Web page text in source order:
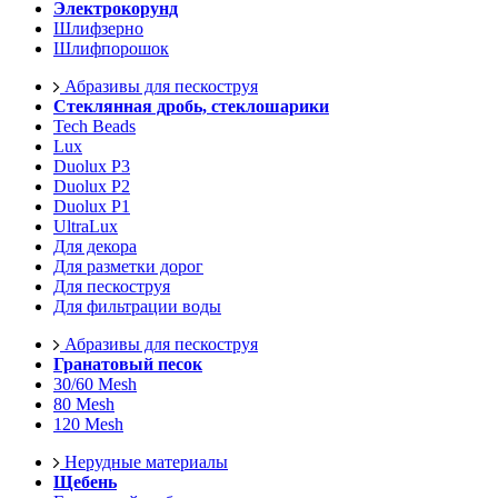
Электрокорунд
Шлифзерно
Шлифпорошок
Абразивы для пескоструя
Стеклянная дробь, стеклошарики
Tech Beads
Lux
Duolux P3
Duolux P2
Duolux P1
UltraLux
Для декора
Для разметки дорог
Для пескоструя
Для фильтрации воды
Абразивы для пескоструя
Гранатовый песок
30/60 Mesh
80 Mesh
120 Mesh
Нерудные материалы
Щебень